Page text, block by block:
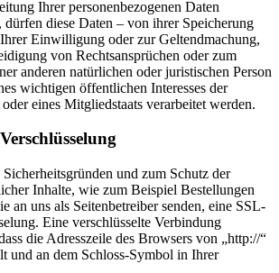
Ihrer personenbezogenen Daten
dürfen diese Daten – von ihrer Speicherung
Einwilligung oder zur Geltendmachung,
von Rechtsansprüchen oder zum
anderen natürlichen oder juristischen Person
wichtigen öffentlichen Interesses der
eines Mitgliedstaats verarbeitet werden.
und zum Schutz der
Inhalte, wie zum Beispiel Bestellungen
an uns als Seitenbetreiber senden, eine SSL-
Eine verschlüsselte Verbindung
die Adresszeile des Browsers von „http://“
und an dem Schloss-Symbol in Ihrer